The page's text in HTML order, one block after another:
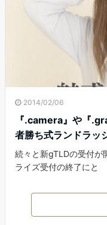
2014/02/06
『.camera』や『
者勝ち式ランドラッ
続々と新gTLDの受付が
ライズ受付の終了にと